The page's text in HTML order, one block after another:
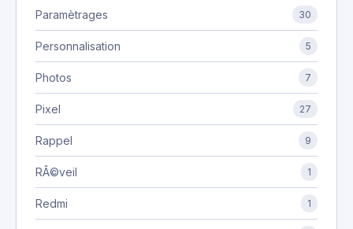
Paramètrages 30
Personnalisation 5
Photos 7
Pixel 27
Rappel 9
RÃ©veil 1
Redmi 1